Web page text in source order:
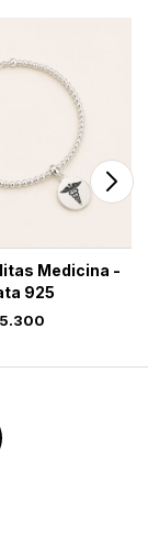
Medicina -
925
5.300